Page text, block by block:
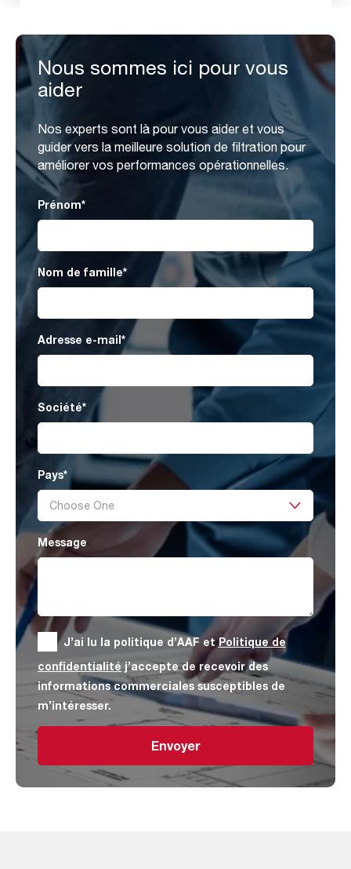
Nous sommes ici pour vous
aider
Nos experts sont là pour vous aider et vous
guider vers la meilleure solution de filtration pour
améliorer vos performances opérationnelles.
Prénom*
Nom de famille*
Adresse e-mail*
Société*
Pays*
Message
J’ai lu la politique d’AAF etPolitique de
confidentialité j’accepte de recevoir des
informations commerciales susceptibles de
m’intéresser.
Envoyer